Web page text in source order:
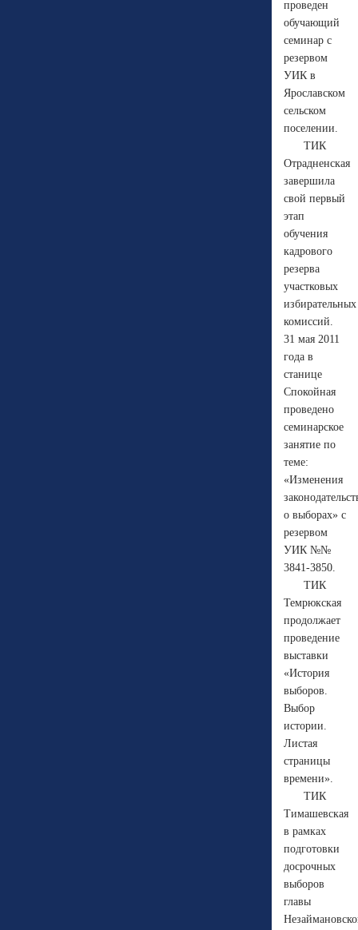
проведен
обучающий
семинар с
резервом
УИК в
Ярославском
сельском
поселении.
ТИК
Отрадненская
завершила
свой первый
этап
обучения
кадрового
резерва
участковых
избирательных
комиссий.
31 мая 2011
года в
станице
Спокойная
проведено
семинарское
занятие по
теме:
«Изменения
о выборах» с
резервом
УИК №№
3841-3850.
ТИК
Темрюкская
продолжает
проведение
выставки
«История
выборов.
Выбор
истории.
Листая
страницы
времени».
ТИК
Тимашевская
в рамках
подготовки
досрочных
выборов
главы